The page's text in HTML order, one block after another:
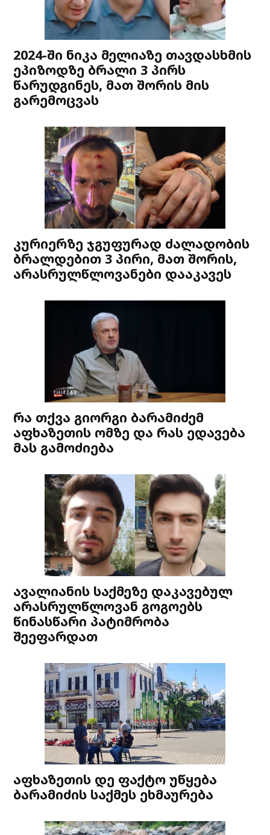
2024-ში ნიკა მელიაზე თავდასხმის
ეპიზოდზე ბრალი 3 პირს
წარუდგინეს, მათ შორის მის
გარემოცვას
კურიერზე ჯგუფურად ძალადობის
ბრალდებით 3 პირი, მათ შორის,
არასრულწლოვანები დააკავეს
რა თქვა გიორგი ბარამიძემ
აფხაზეთის ომზე და რას ედავება
მას გამოძიება
ავალიანის საქმეზე დაკავებულ
არასრულწლოვან გოგოებს
წინასწარი პატიმრობა
შეეფარდათ
აფხაზეთის დე ფაქტო უწყება
ბარამიძის საქმეს ეხმაურება